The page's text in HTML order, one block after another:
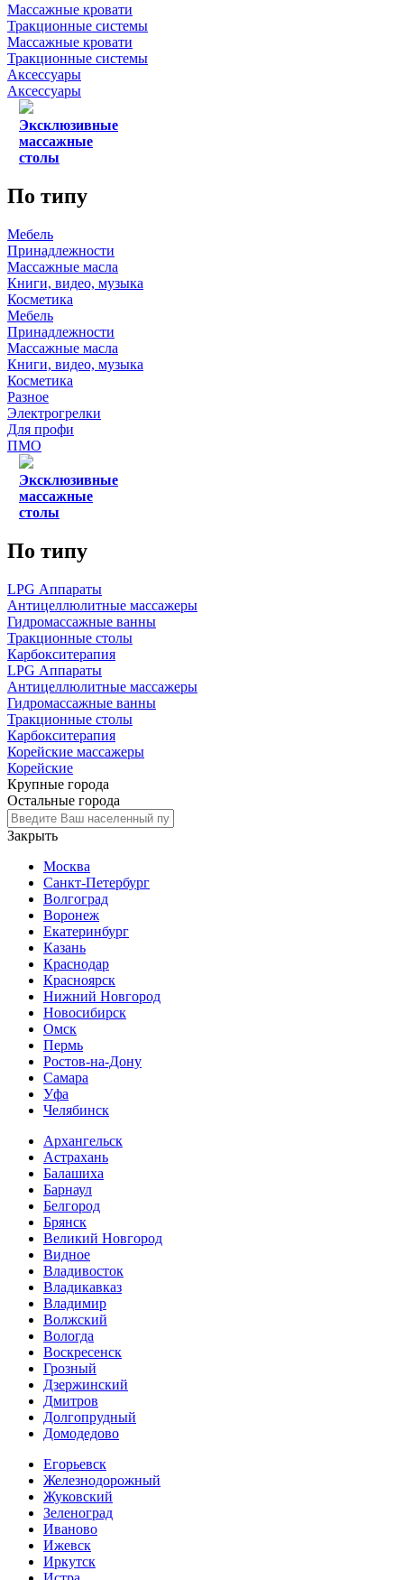
Массажные кровати
Тракционные системы
Массажные кровати
Тракционные системы
Аксессуары
Аксессуары
Эксклюзивные
массажные
столы
По типу
Мебель
Принадлежности
Массажные масла
Книги, видео, музыка
Косметика
Мебель
Принадлежности
Массажные масла
Книги, видео, музыка
Косметика
Разное
Электрогрелки
Для профи
ПМО
Эксклюзивные
массажные
столы
По типу
LPG Аппараты
Антицеллюлитные массажеры
Гидромассажные ванны
Тракционные столы
Карбокситерапия
LPG Аппараты
Антицеллюлитные массажеры
Гидромассажные ванны
Тракционные столы
Карбокситерапия
Корейские массажеры
Корейские
Крупные города
Остальные города
Закрыть
Москва
Санкт-Петербург
Волгоград
Воронеж
Екатеринбург
Казань
Краснодар
Красноярск
Нижний Новгород
Новосибирск
Омск
Пермь
Ростов-на-Дону
Самара
Уфа
Челябинск
Архангельск
Астрахань
Балашиха
Барнаул
Белгород
Брянск
Великий Новгород
Видное
Владивосток
Владикавказ
Владимир
Волжский
Вологда
Воскресенск
Грозный
Дзержинский
Дмитров
Долгопрудный
Домодедово
Егорьевск
Железнодорожный
Жуковский
Зеленоград
Иваново
Ижевск
Иркутск